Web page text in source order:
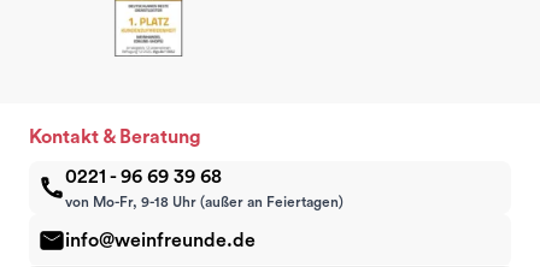
Kontakt & Beratung
0221 - 96 69 39 68
von Mo-Fr, 9-18 Uhr (außer an Feiertagen)
info@weinfreunde.de